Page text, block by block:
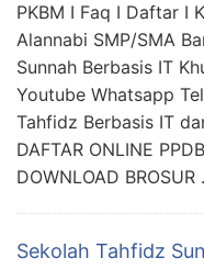
PKBM I Faq I Daftar I
Alannabi SMP/SMA
Sunnah Berbasis IT
Youtube Whatsapp
Tahfidz Berbasis IT
DAFTAR ONLINE
DOWNLOAD BROSUR
Sekolah Tahfidz